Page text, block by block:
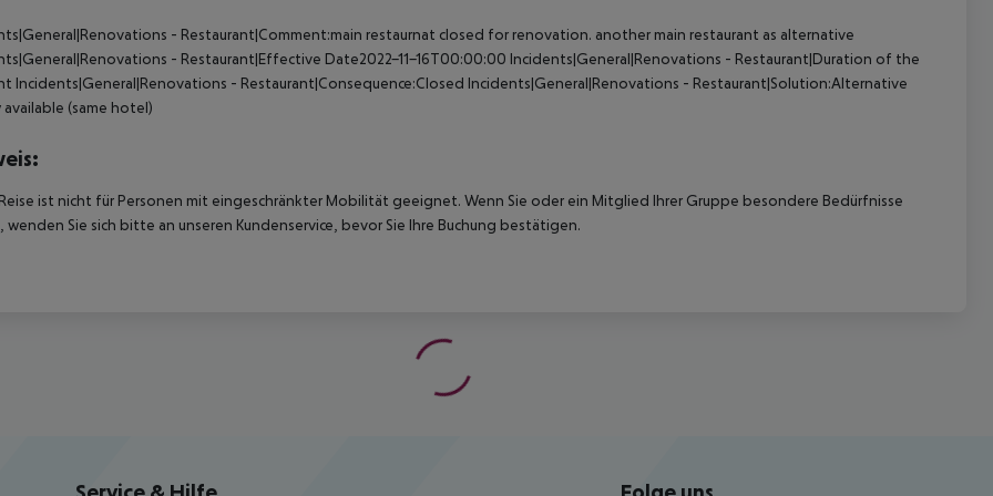
- Restaurant|Comment:main restaurnat closed for renovation. another main restaurant as alternative
- Restaurant|Effective Date2022-11-16T00:00:00 Incidents|General|Renovations - Restaurant|Duration of the
Incidents|General|Renovations - Restaurant|Consequence:Closed Incidents|General|Renovations - Restaurant|Solution:Alternative
(same hotel)
ist nicht für Personen mit eingeschränkter Mobilität geeignet. Wenn Sie oder ein Mitglied Ihrer Gruppe besondere Bedürfnisse
wenden Sie sich bitte an unseren Kundenservice, bevor Sie Ihre Buchung bestätigen.